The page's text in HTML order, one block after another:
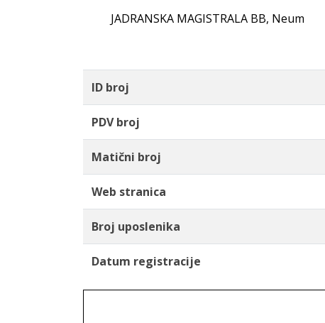
JADRANSKA MAGISTRALA BB, Neum
ID broj
PDV broj
Matični broj
Web stranica
Broj uposlenika
Datum registracije